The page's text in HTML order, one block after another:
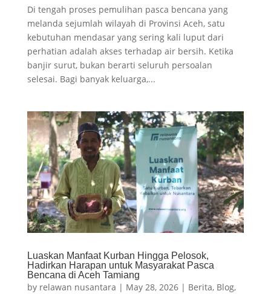
Di tengah proses pemulihan pasca bencana yang
melanda sejumlah wilayah di Provinsi Aceh, satu
kebutuhan mendasar yang sering kali luput dari
perhatian adalah akses terhadap air bersih. Ketika
banjir surut, bukan berarti seluruh persoalan
selesai. Bagi banyak keluarga,...
Luaskan Manfaat Kurban Hingga Pelosok,
Hadirkan Harapan untuk Masyarakat Pasca
Bencana di Aceh Tamiang
by relawan nusantara | May 28, 2026| Berita, Blog,